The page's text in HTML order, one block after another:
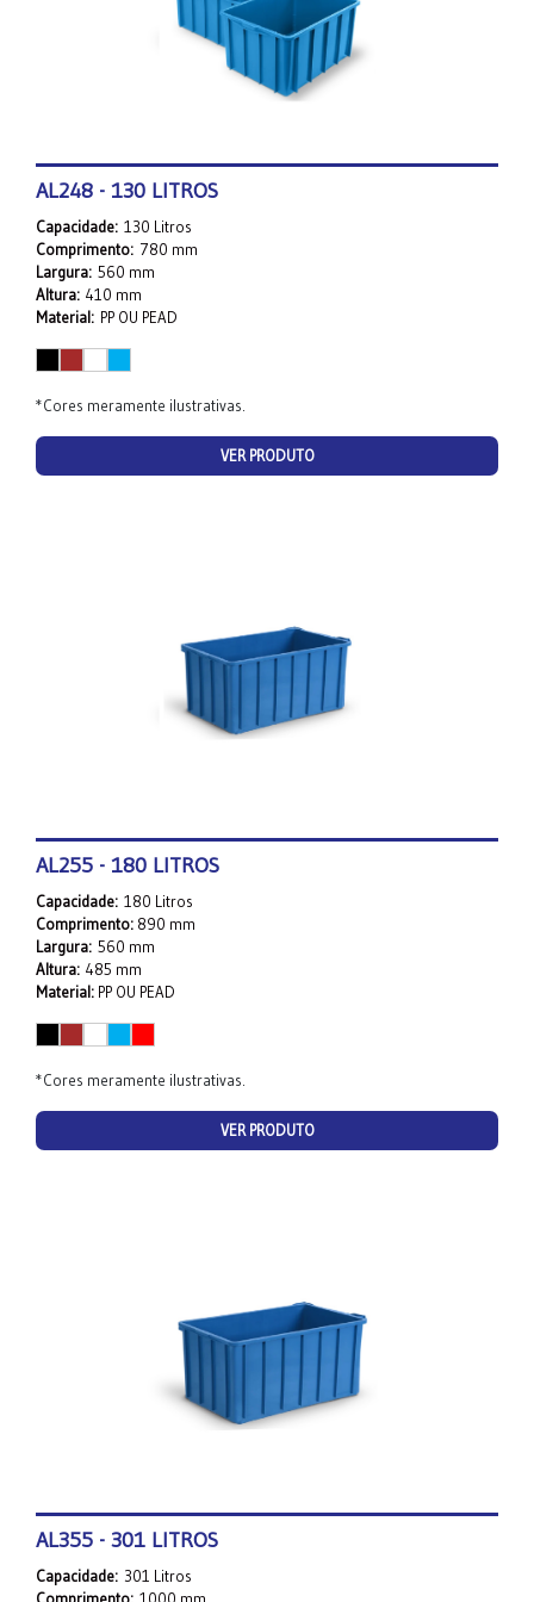
AL248 - 130 LITROS
Capacidade: 130 Litros
Comprimento: 780 mm
Largura: 560 mm
Altura: 410 mm
Material: PP OU PEAD
*Cores meramente ilustrativas.
VER PRODUTO
AL255 - 180 LITROS
Capacidade: 180 Litros
Comprimento: 890 mm
Largura: 560 mm
Altura: 485 mm
Material: PP OU PEAD
*Cores meramente ilustrativas.
VER PRODUTO
AL355 - 301 LITROS
Capacidade: 301 Litros